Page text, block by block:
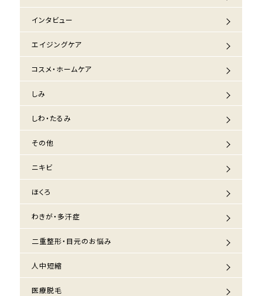
インタビュー
エイジングケア
コスメ・ホームケア
しみ
しわ・たるみ
その他
ニキビ
ほくろ
わきが・多汗症
二重整形・目元のお悩み
人中短縮
医療脱毛